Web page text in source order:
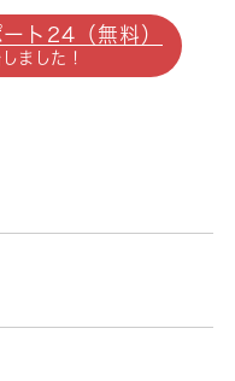
月のお引越しができる予
っております。住みやす
物件です。杉並区の住まい
ティにお手伝いさせてく
ト24（無料）
ました！